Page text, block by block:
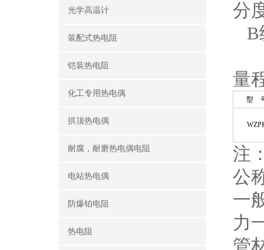
光学高温计
装配式热电阻
铠装热电阻
化工专用热电偶
拱顶热电偶
耐腐，耐磨热电偶电阻
电站热电偶
防爆铂电阻
热电阻
分
B
量
型
注
公
一
力
管